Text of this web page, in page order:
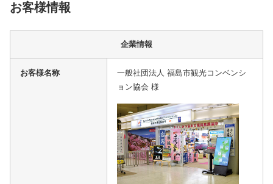
お客様情報
企業情報
お客様名称
一般社団法人 福島市観光コンベンシ
ョン協会 様